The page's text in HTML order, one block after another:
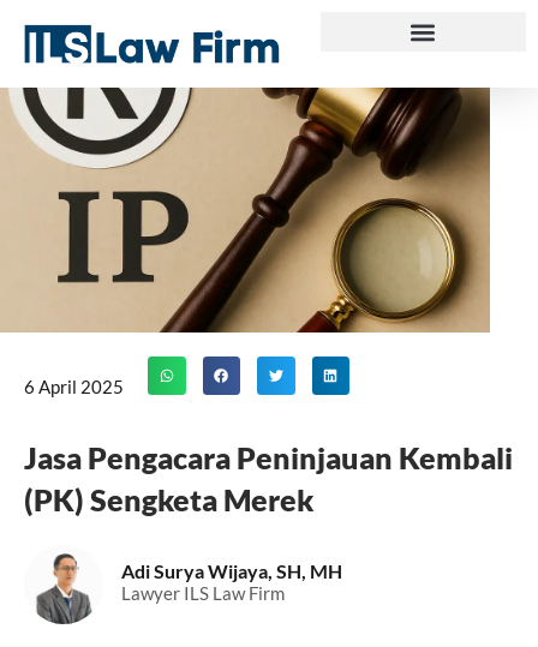
content
6 April 2025
Jasa Pengacara Peninjauan Kembali
(PK) Sengketa Merek
Adi Surya Wijaya, SH, MH
Lawyer ILS Law Firm